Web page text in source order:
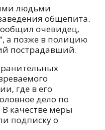
людьми
общепита.
очевидец,
а позже в полицию
пострадавший.
где в его
дело по
качестве меры
подписку о